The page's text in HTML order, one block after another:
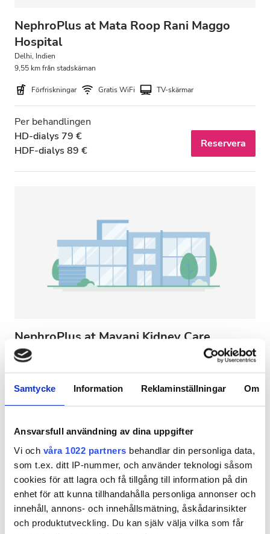
Samtycke Information Reklaminställningar Om
Ansvarsfull användning av dina uppgifter
Vi och våra 1022 partners behandlar din personliga data,
som t.ex. ditt IP-nummer, och använder teknologi såsom
cookies för att lagra och få tillgång till information på din
enhet för att kunna tillhandahålla personliga annonser och
innehåll, annons- och innehållsmätning, åskådarinsikter
och produktutveckling. Du kan själv välja vilka som får
NephroPlus at Mata Roop Rani Maggo
Hospital
Delhi, Indien
9,55 km från stadskärnan
Förfriskningar Gratis WiFi TV-skärmar
Per behandlingen
HD-dialys 79 €
HDF-dialys 89 €
Reservera
NephroPlus at Mavani Kidney Care
Ahmedabad, Indien
4,27 km från stadskärnan
Förfriskningar Gratis WiFi TV-skärmar
HD-dialys 79 €
HDF-dialys 89 €